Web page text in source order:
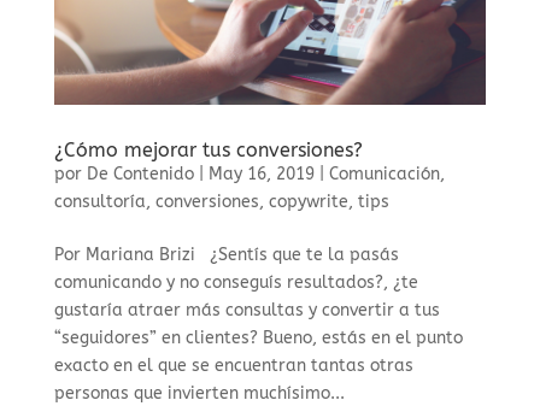
¿Cómo mejorar tus conversiones?
por De Contenido| May 16, 2019| Comunicación,
consultoría, conversiones, copywrite, tips
Por Mariana Brizi ¿Sentís que te la pasás
comunicando y no conseguís resultados?, ¿te
gustaría atraer más consultas y convertir a tus
“seguidores” en clientes? Bueno, estás en el punto
exacto en el que se encuentran tantas otras
personas que invierten muchísimo...